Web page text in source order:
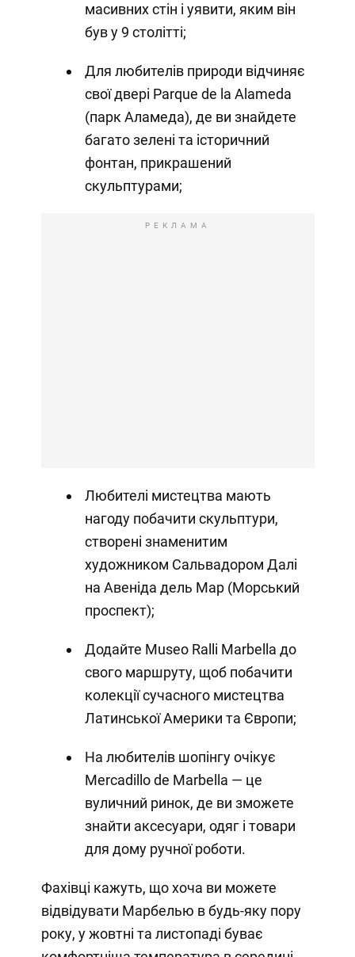
масивних стін і уявити, яким він
був у 9 столітті;
Для любителів природи відчиняє
свої двері Parque de la Alameda
(парк Аламеда), де ви знайдете
багато зелені та історичний
фонтан, прикрашений
скульптурами;
РЕКЛАМА
Любителі мистецтва мають
нагоду побачити скульптури,
створені знаменитим
художником Сальвадором Далі
на Авеніда дель Мар (Морський
проспект);
Додайте Museo Ralli Marbella до
свого маршруту, щоб побачити
колекції сучасного мистецтва
Латинської Америки та Європи;
На любителів шопінгу очікує
Mercadillo de Marbella — це
вуличний ринок, де ви зможете
знайти аксесуари, одяг і товари
для дому ручної роботи.
Фахівці кажуть, що хоча ви можете
відвідувати Марбелью в будь-яку пору
року, у жовтні та листопаді буває